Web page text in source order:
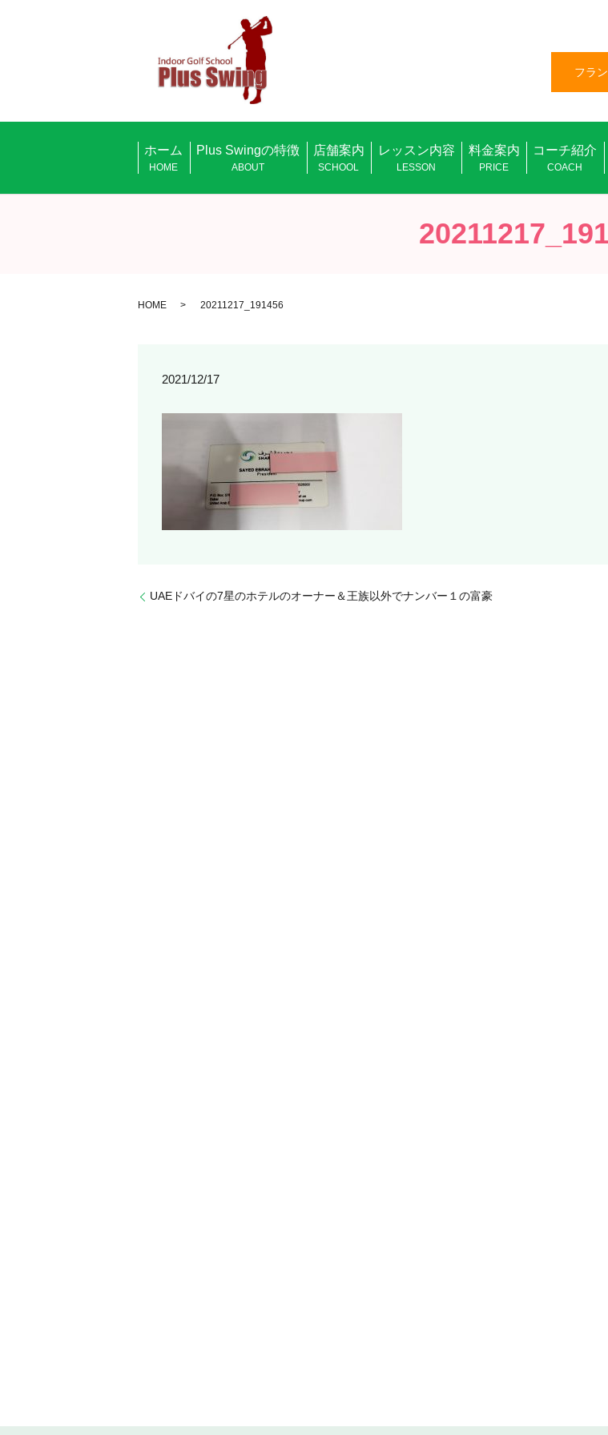
フラ
ホーム
HOME
Plus Swingの特徴
ABOUT
店舗案内
SCHOOL
レッスン内容
LESSON
料金案内
PRICE
コーチ紹介
COACH
HOME 20211217_191456
2021/12/17
UAEドバイの7星のホテルのオーナー＆王族以外でナンバー１の富豪